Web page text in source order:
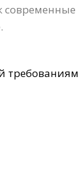
современные
требованиям